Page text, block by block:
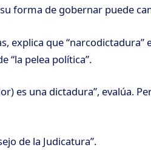
forma de gobernar puede
explica que “narcodictadura”
“la pelea política”.
es una dictadura”, evalúa.
de la Judicatura”.